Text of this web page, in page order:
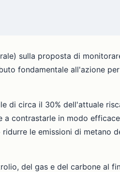
sulla proposta di
fondamentale all'azione
di circa il 30% dell'attuale
contrastarle in modo
le emissioni di metano
del gas e del carbone al